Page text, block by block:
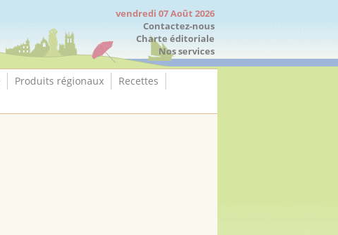
vendredi 07 Août 2026
Contactez-nous
Charte éditoriale
Nos services
Produits régionaux
Recettes